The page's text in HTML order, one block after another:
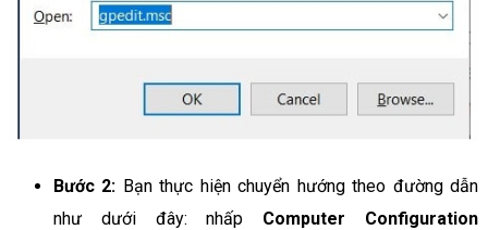
Bước 2: Bạn thực hiện chuyển hướng theo đường dẫn
như dưới đây: nhấp Computer Configuration